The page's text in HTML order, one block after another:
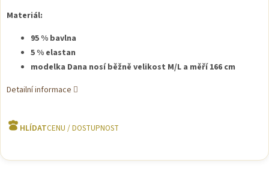
Materiál:
95 % bavlna
5 % elastan
modelka Dana nosí běžně velikost M/L a měří 166 cm
Detailní informace
HLÍDAT